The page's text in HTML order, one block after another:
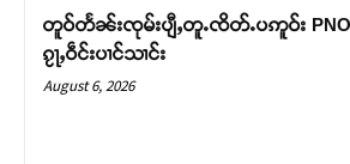
တူဝ်တႅၼ်းၸုမ်းပျီႇတူႉၸိတ်ႉပဢူဝ်း PNO
ၵႂႃႇဝဵင်းပၢင်သၢင်း
August 6, 2026